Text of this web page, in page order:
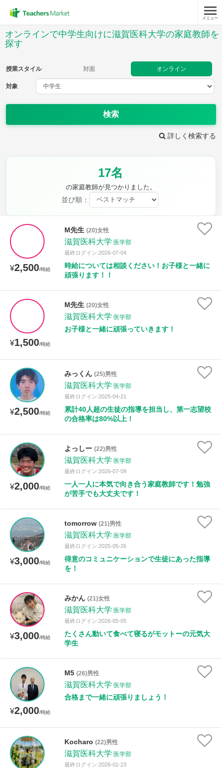
メニュー
オンラインで中学生向けに滋賀医科大学の家庭教師を
探す
授業スタイル 対面 オンライン
対象
検索
詳しく検索する
17名
の家庭教師が見つかりました。
並び順：
¥2,500/時給
M先生 (20)女性
滋賀医科大学 医学部
最終ログイン:2026-07-04
時給については相談ください！お子様と一緒に
頑張ります！！
¥1,500/時給
M先生 (20)女性
滋賀医科大学 医学部
お子様と一緒に頑張っていきます！
¥2,500/時給
みっくん (25)男性
滋賀医科大学 医学部
最終ログイン:2025-04-21
累計40人超の生徒の指導を担当し、第一志望校
の合格率は80%以上！
¥2,000/時給
よっしー (22)男性
滋賀医科大学 医学部
最終ログイン:2026-07-09
一人一人に本気で向き合う家庭教師です！勉強
が苦手でも大丈夫です！
¥3,000/時給
tomorrow (21)男性
滋賀医科大学 医学部
最終ログイン:2025-05-26
得意のコミュニケーションで生徒にあった指導
を！
¥3,000/時給
みかん (21)女性
滋賀医科大学 医学部
最終ログイン:2026-05-05
たくさん動いて食べて寝るがモットーの元気大
学生
¥2,000/時給
M5 (26)男性
滋賀医科大学 医学部
合格まで一緒に頑張りましょう！
Kocharo (22)男性
滋賀医科大学 医学部
最終ログイン:2026-01-23
対象
地理
時給：¥1,000 ～ ¥10,000
授業可能日
月曜日 火曜日 水曜日
土曜日 日曜日
所属大学